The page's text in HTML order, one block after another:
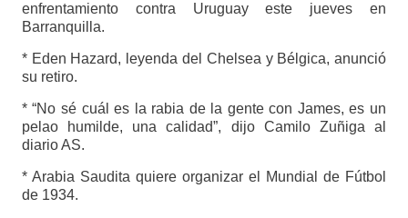
enfrentamiento contra Uruguay este jueves en
Barranquilla.
* Eden Hazard, leyenda del Chelsea y Bélgica, anunció
su retiro.
* “No sé cuál es la rabia de la gente con James, es un
pelao humilde, una calidad”, dijo Camilo Zuñiga al
diario AS.
* Arabia Saudita quiere organizar el Mundial de Fútbol
de 1934.